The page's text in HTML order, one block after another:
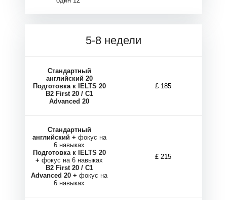
5-8 недели
Стандартный
английский 20
Подготовка к IELTS 20
B2 First 20 / C1
Advanced 20
£ 185
Стандартный
английский + фокус на
6 навыках
Подготовка к IELTS 20
+ фокус на 6 навыках
B2 First 20 / C1
Advanced 20 + фокус на
6 навыках
£ 215